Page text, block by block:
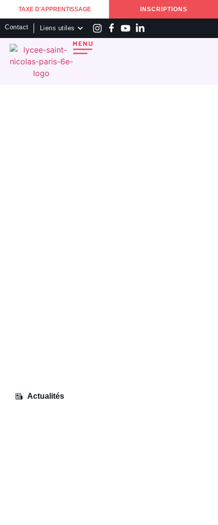
TAXE D'APPRENTISSAGE INSCRIPTIONS
Contact Liens utiles
Actualités